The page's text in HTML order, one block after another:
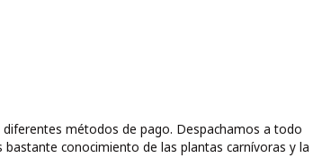
métodos de pago. Despachamos a todo
conocimiento de las plantas carnívoras y la